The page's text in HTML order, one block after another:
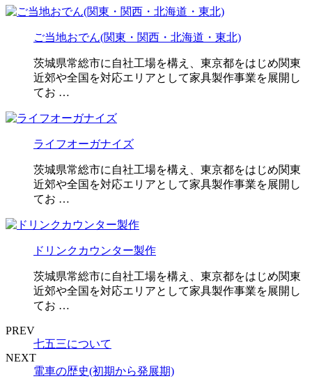
ご当地おでん(関東・関西・北海道・東北)
茨城県常総市に自社工場を構え、東京都をはじめ関東
近郊や全国を対応エリアとして家具製作事業を展開し
てお …
ライフオーガナイズ
茨城県常総市に自社工場を構え、東京都をはじめ関東
近郊や全国を対応エリアとして家具製作事業を展開し
てお …
ドリンクカウンター製作
茨城県常総市に自社工場を構え、東京都をはじめ関東
近郊や全国を対応エリアとして家具製作事業を展開し
てお …
PREV
七五三について
NEXT
電車の歴史(初期から発展期)